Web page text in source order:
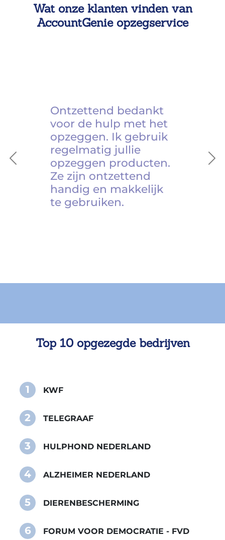
Wat onze klanten vinden van
AccountGenie opzegservice
Previous
Ontzettend bedankt
voor de hulp met het
opzeggen. Ik gebruik
regelmatig jullie
opzeggen producten.
Ze zijn ontzettend
handig en makkelijk
te gebruiken.
Top 10 opgezegde bedrijven
1 KWF
2 TELEGRAAF
3 HULPHOND NEDERLAND
4 ALZHEIMER NEDERLAND
5 DIERENBESCHERMING
6 FORUM VOOR DEMOCRATIE - FVD